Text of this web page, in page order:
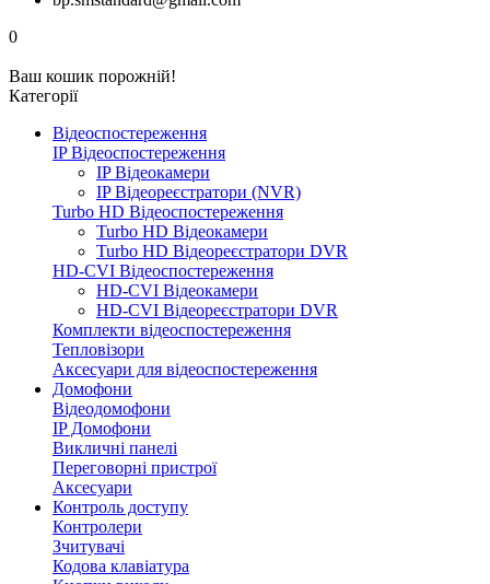
0
Ваш кошик порожній!
Категорії
Відеоспостереження
IP Відеоспостереження
IP Відеокамери
IP Відеореєстратори (NVR)
Turbo HD Відеоспостереження
Turbo HD Відеокамери
Turbo HD Відеореєстратори DVR
HD-CVI Відеоспостереження
HD-CVI Відеокамери
HD-CVI Відеореєстратори DVR
Комплекти відеоспостереження
Тепловізори
Аксесуари для відеоспостереження
Домофони
Відеодомофони
IP Домофони
Викличні панелі
Переговорні пристрої
Аксесуари
Контроль доступу
Контролери
Зчитувачі
Кодова клавіатура